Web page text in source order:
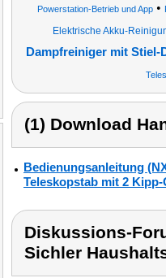
Powerstation-Betrieb und App•
Elektrische Akku-
Dampfreiniger mit Stiel-
(1) Download
Bedienungsanleitung
Teleskopstab mit 2 Kipp-
Diskussions-
Sichler